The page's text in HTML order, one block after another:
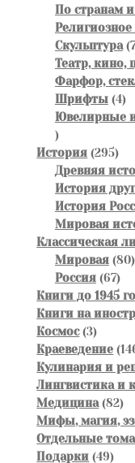
По странам
Скульптура 7
Театр, кино,
Фарфор,
Шрифты 44
Ювелирные
5
товаров
История 295295
Древняя
История
История
Мировая
Классическая
Мировая 80
Россия 6767
Книги до 1945
Книги на
Космос 33
товара
Краеведение
Кулинария и
Лингвистика и
Медицина 8282
Мифы, магия,
Отдельные
Подарки 4949